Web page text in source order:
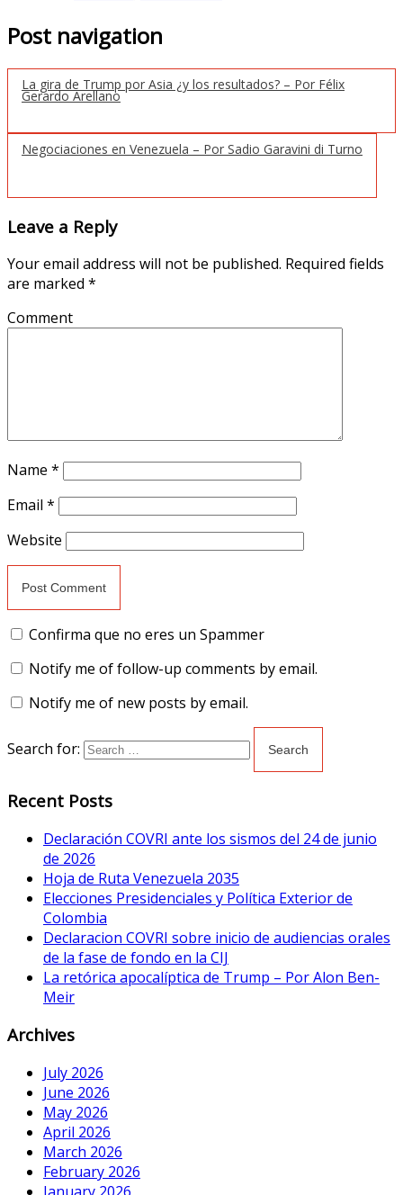
Post navigation
La gira de Trump por Asia ¿y los resultados? – Por Félix
Gerardo Arellano
Negociaciones en Venezuela – Por Sadio Garavini di Turno
Leave a Reply
Your email address will not be published. Required fields
are marked *
Comment
Name *
Email *
Website
Confirma que no eres un Spammer
Notify me of follow-up comments by email.
Notify me of new posts by email.
Search for:
Recent Posts
Declaración COVRI ante los sismos del 24 de junio
de 2026
Hoja de Ruta Venezuela 2035
Elecciones Presidenciales y Política Exterior de
Colombia
Declaracion COVRI sobre inicio de audiencias orales
de la fase de fondo en la CIJ
La retórica apocalíptica de Trump – Por Alon Ben-
Meir
Archives
July 2026
June 2026
May 2026
April 2026
March 2026
February 2026